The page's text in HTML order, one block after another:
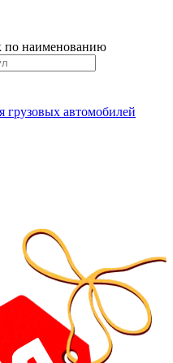
по наименованию
грузовых автомобилей